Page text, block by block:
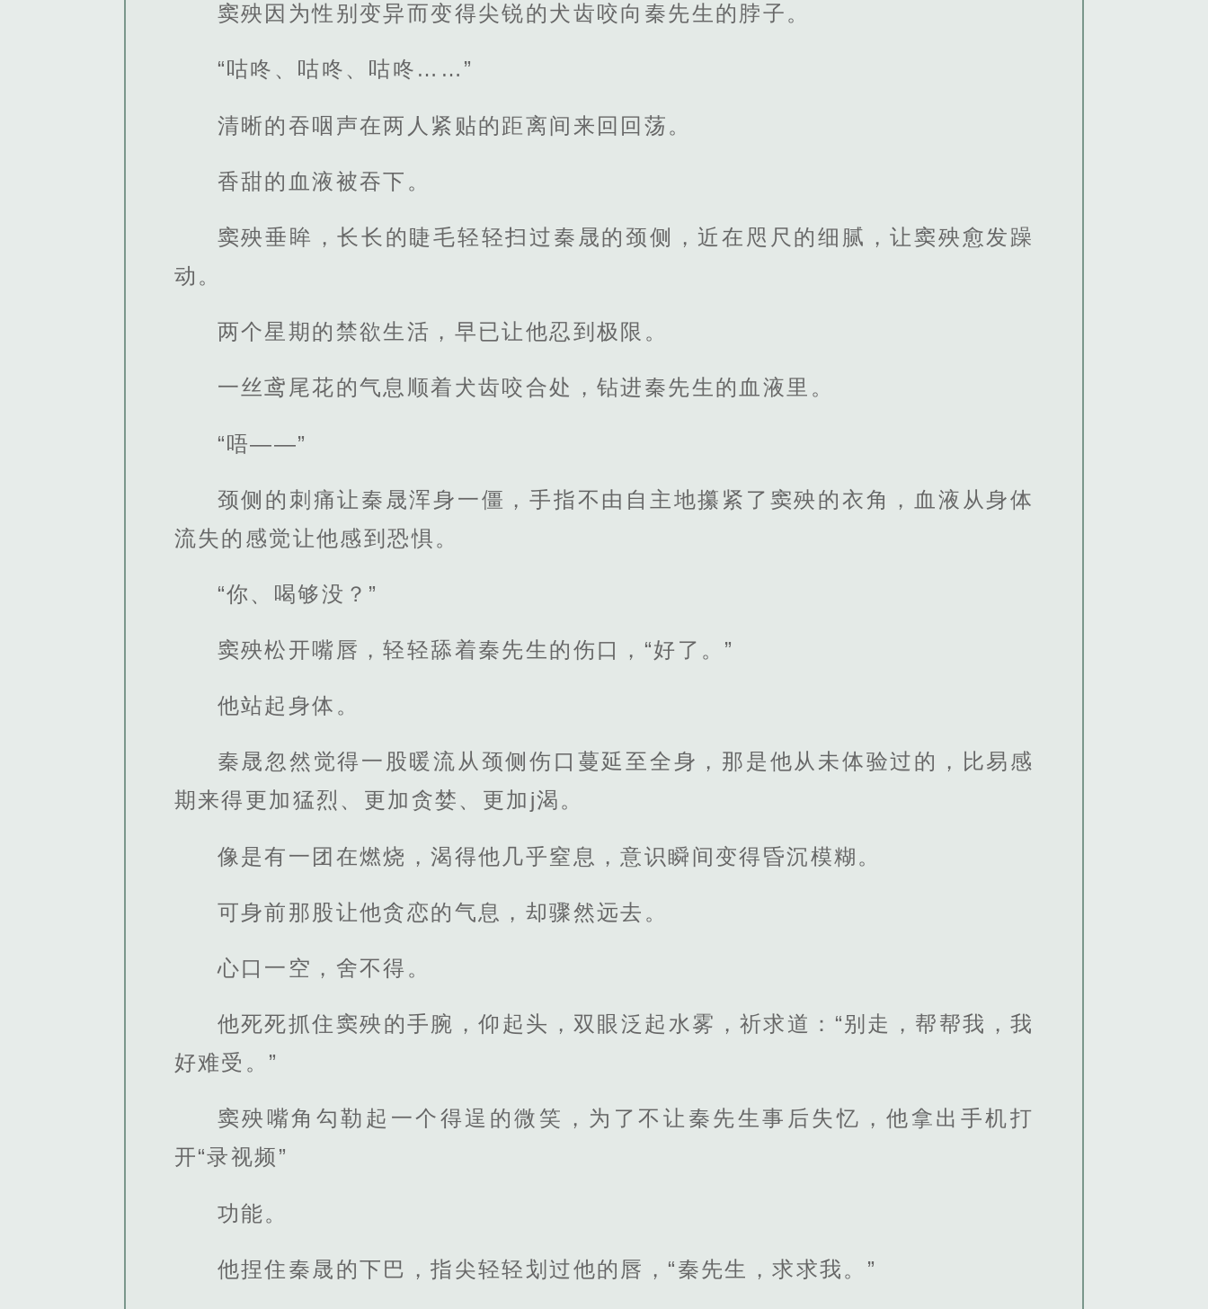
窦殃因为性别变异而变得尖锐的犬齿咬向秦先生的脖子。
“咕咚、咕咚、咕咚……”
清晰的吞咽声在两人紧贴的距离间来回回荡。
香甜的血液被吞下。
窦殃垂眸，长长的睫毛轻轻扫过秦晟的颈侧，近在咫尺的细腻，让窦殃愈发躁
动。
两个星期的禁欲生活，早已让他忍到极限。
一丝鸢尾花的气息顺着犬齿咬合处，钻进秦先生的血液里。
“唔——”
颈侧的刺痛让秦晟浑身一僵，手指不由自主地攥紧了窦殃的衣角，血液从身体
流失的感觉让他感到恐惧。
“你、喝够没？”
窦殃松开嘴唇，轻轻舔着秦先生的伤口，“好了。”
他站起身体。
秦晟忽然觉得一股暖流从颈侧伤口蔓延至全身，那是他从未体验过的，比易感
期来得更加猛烈、更加贪婪、更加j渴。
像是有一团在燃烧，渴得他几乎窒息，意识瞬间变得昏沉模糊。
可身前那股让他贪恋的气息，却骤然远去。
心口一空，舍不得。
他死死抓住窦殃的手腕，仰起头，双眼泛起水雾，祈求道：“别走，帮帮我，我
好难受。”
窦殃嘴角勾勒起一个得逞的微笑，为了不让秦先生事后失忆，他拿出手机打
开“录视频”
功能。
他捏住秦晟的下巴，指尖轻轻划过他的唇，“秦先生，求求我。”